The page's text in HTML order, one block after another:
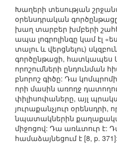
Խաղերի տեսության
օրենսդրական
խաղ տարբեր խմբերի
ապա լոգրոլինգը կամ էլ
տալու և վերցնելու)
գործընթացի, հատկապես
որոշումների ընդունման
բնորոշ գիծը: Դա
որի մասին առողջ
փիլիսոփաները, այլ
յուրաքանչյուր օրենսդրի,
նպատակներին
միջոցով: Դա առևտուր է:
համաձայնեցում է [8, p. 371]: